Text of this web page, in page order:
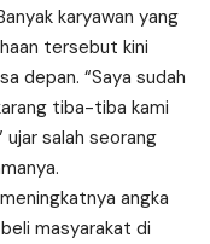
karyawan yang
tersebut kini
depan. “Saya sudah
tiba-tiba kami
ujar salah seorang
angka
masyarakat di